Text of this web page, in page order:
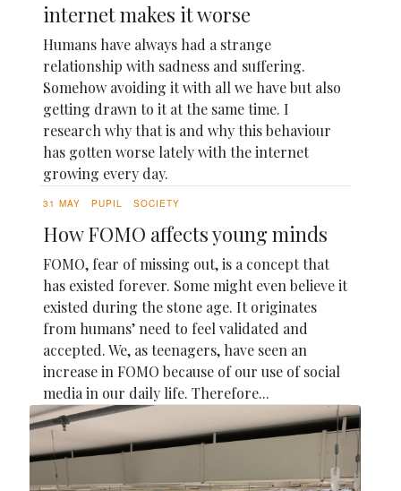
internet makes it worse
Humans have always had a strange
relationship with sadness and suffering.
Somehow avoiding it with all we have but also
getting drawn to it at the same time. I
research why that is and why this behaviour
has gotten worse lately with the internet
growing every day.
31 MAY PUPIL SOCIETY
How FOMO affects young minds
FOMO, fear of missing out, is a concept that
has existed forever. Some might even believe it
existed during the stone age. It originates
from humans’ need to feel validated and
accepted. We, as teenagers, have seen an
increase in FOMO because of our use of social
media in our daily life. Therefore...